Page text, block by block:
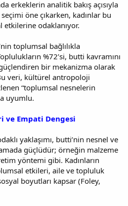
erkeklerin analitik bakış açısıyla
öne çıkarken, kadınlar bu
etkilerine odaklanıyor.
toplumsal bağlılıkla
%72’si, butti kavramını
bir mekanizma olarak
veri, kültürel antropoloji
“toplumsal nesnelerin
uyumlu.
ve Empati Dengesi
yaklaşımı, butti’nin nesnel ve
güçlüdür; örneğin malzeme
yöntemi gibi. Kadınların
etkileri, aile ve topluluk
boyutları kapsar (Foley,